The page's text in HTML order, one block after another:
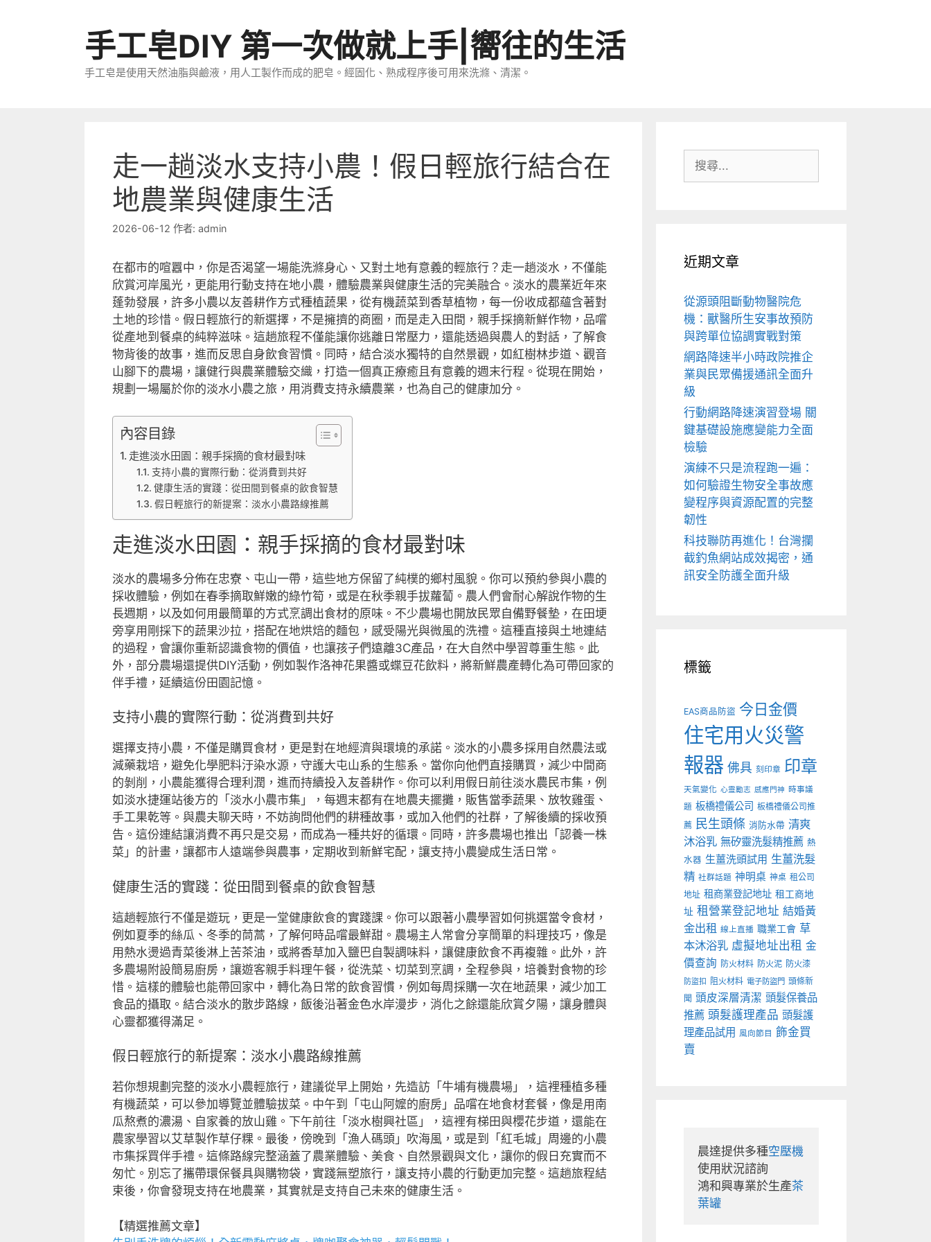
手工皂DIY 第一次做就上手|嚮往的生活
手工皂是使用天然油脂與鹼液，用人工製作而成的肥皂。經固化、熟成程序後可用來洗滌、清潔。
走一趟淡水支持小農！假日輕旅行結合在
地農業與健康生活
2026-06-12 作者: admin
在都市的喧囂中，你是否渴望一場能洗滌身心、又對土地有意義的輕旅行？走一趟淡水，不僅能
欣賞河岸風光，更能用行動支持在地小農，體驗農業與健康生活的完美融合。淡水的農業近年來
蓬勃發展，許多小農以友善耕作方式種植蔬果，從有機蔬菜到香草植物，每一份收成都蘊含著對
土地的珍惜。假日輕旅行的新選擇，不是擁擠的商圈，而是走入田間，親手採摘新鮮作物，品嚐
從產地到餐桌的純粹滋味。這趟旅程不僅能讓你逃離日常壓力，還能透過與農人的對話，了解食
物背後的故事，進而反思自身飲食習慣。同時，結合淡水獨特的自然景觀，如紅樹林步道、觀音
山腳下的農場，讓健行與農業體驗交織，打造一個真正療癒且有意義的週末行程。從現在開始，
規劃一場屬於你的淡水小農之旅，用消費支持永續農業，也為自己的健康加分。
內容目錄
走進淡水田園：親手採摘的食材最對味
支持小農的實際行動：從消費到共好
健康生活的實踐：從田間到餐桌的飲食智慧
假日輕旅行的新提案：淡水小農路線推薦
走進淡水田園：親手採摘的食材最對味
淡水的農場多分佈在忠寮、屯山一帶，這些地方保留了純樸的鄉村風貌。你可以預約參與小農的
採收體驗，例如在春季摘取鮮嫩的綠竹筍，或是在秋季親手拔蘿蔔。農人們會耐心解說作物的生
長週期，以及如何用最簡單的方式烹調出食材的原味。不少農場也開放民眾自備野餐墊，在田埂
旁享用剛採下的蔬果沙拉，搭配在地烘焙的麵包，感受陽光與微風的洗禮。這種直接與土地連結
的過程，會讓你重新認識食物的價值，也讓孩子們遠離3C產品，在大自然中學習尊重生態。此
外，部分農場還提供DIY活動，例如製作洛神花果醬或蝶豆花飲料，將新鮮農產轉化為可帶回家的
伴手禮，延續這份田園記憶。
支持小農的實際行動：從消費到共好
選擇支持小農，不僅是購買食材，更是對在地經濟與環境的承諾。淡水的小農多採用自然農法或
減藥栽培，避免化學肥料汙染水源，守護大屯山系的生態系。當你向他們直接購買，減少中間商
的剝削，小農能獲得合理利潤，進而持續投入友善耕作。你可以利用假日前往淡水農民市集，例
如淡水捷運站後方的「淡水小農市集」，每週末都有在地農夫擺攤，販售當季蔬果、放牧雞蛋、
手工果乾等。與農夫聊天時，不妨詢問他們的耕種故事，或加入他們的社群，了解後續的採收預
告。這份連結讓消費不再只是交易，而成為一種共好的循環。同時，許多農場也推出「認養一株
菜」的計畫，讓都市人遠端參與農事，定期收到新鮮宅配，讓支持小農變成生活日常。
健康生活的實踐：從田間到餐桌的飲食智慧
這趟輕旅行不僅是遊玩，更是一堂健康飲食的實踐課。你可以跟著小農學習如何挑選當令食材，
例如夏季的絲瓜、冬季的茼蒿，了解何時品嚐最鮮甜。農場主人常會分享簡單的料理技巧，像是
用熱水燙過青菜後淋上苦茶油，或將香草加入鹽巴自製調味料，讓健康飲食不再複雜。此外，許
多農場附設簡易廚房，讓遊客親手料理午餐，從洗菜、切菜到烹調，全程參與，培養對食物的珍
惜。這樣的體驗也能帶回家中，轉化為日常的飲食習慣，例如每周採購一次在地蔬果，減少加工
食品的攝取。結合淡水的散步路線，飯後沿著金色水岸漫步，消化之餘還能欣賞夕陽，讓身體與
心靈都獲得滿足。
假日輕旅行的新提案：淡水小農路線推薦
若你想規劃完整的淡水小農輕旅行，建議從早上開始，先造訪「牛埔有機農場」，這裡種植多種
有機蔬菜，可以參加導覽並體驗拔菜。中午到「屯山阿嬤的廚房」品嚐在地食材套餐，像是用南
瓜熬煮的濃湯、自家養的放山雞。下午前往「淡水樹興社區」，這裡有梯田與櫻花步道，還能在
農家學習以艾草製作草仔粿。最後，傍晚到「漁人碼頭」吹海風，或是到「紅毛城」周邊的小農
市集採買伴手禮。這條路線完整涵蓋了農業體驗、美食、自然景觀與文化，讓你的假日充實而不
匆忙。別忘了攜帶環保餐具與購物袋，實踐無塑旅行，讓支持小農的行動更加完整。這趟旅程結
束後，你會發現支持在地農業，其實就是支持自己未來的健康生活。
【精選推薦文章】
尋:
近期文章
從源頭阻斷動物醫院危
機：獸醫所生安事故預防
與跨單位協調實戰對策
網路降速半小時政院推企
業與民眾備援通訊全面升
級
行動網路降速演習登場 關
鍵基礎設施應變能力全面
檢驗
演練不只是流程跑一遍：
如何驗證生物安全事故應
變程序與資源配置的完整
韌性
科技聯防再進化！台灣攔
截釣魚網站成效揭密，通
訊安全防護全面升級
標籤
EAS商品防盜 今日金價
住宅用火災警
報器 佛具 刻印章 印章
天氣變化 心靈勵志 感應門神 時事議
題 板橋禮儀公司 板橋禮儀公司推
薦 民生頭條 消防水帶 清爽
沐浴乳 無矽靈洗髮精推薦 熱
水器 生薑洗頭試用 生薑洗髮
精 社群話題 神明桌 神桌 租公司
地址 租商業登記地址 租工商地
址 租營業登記地址 結婚黃
金出租 線上直播 職業工會 草
本沐浴乳 虛擬地址出租 金
價查詢 防火材料 防火泥 防火漆
防盜扣 阻火材料 電子防盜門 頭條新
聞 頭皮深層清潔 頭髮保養品
推薦 頭髮護理產品 頭髮護
理產品試用 風向節目 飾金買
賣
晨達提供多種空壓機
使用狀況諮詢
鴻和興專業於生產茶
葉罐